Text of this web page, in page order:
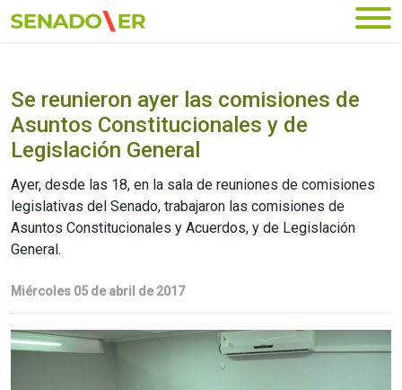
Ir al menú principal
Se reunieron ayer las comisiones de
Asuntos Constitucionales y de
Legislación General
Ayer, desde las 18, en la sala de reuniones de comisiones
legislativas del Senado, trabajaron las comisiones de
Asuntos Constitucionales y Acuerdos, y de Legislación
General.
Miércoles 05 de abril de 2017